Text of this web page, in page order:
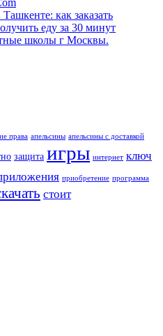
как заказать
еду за 30 минут
школы г Москвы.
права апельсины апельсины с доставкой
защита игры интернет ключ
приобретение программа
стоит